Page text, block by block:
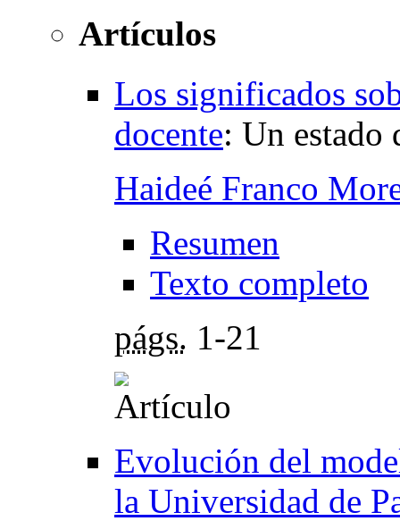
Artículos
Los significados
docente: Un estado
Haideé Franco
Resumen
Texto completo
págs. 1-21
Evolución del
la Universidad de